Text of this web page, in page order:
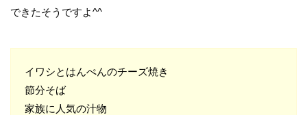
できたそうですよ^^
イワシとはんぺんのチーズ焼き
節分そば
家族に人気の汁物